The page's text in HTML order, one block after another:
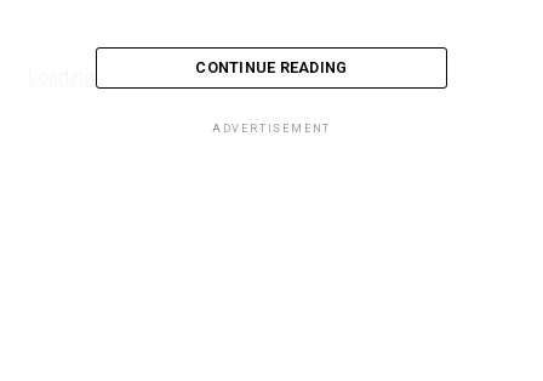
CONTINUE READING
ADVERTISEMENT